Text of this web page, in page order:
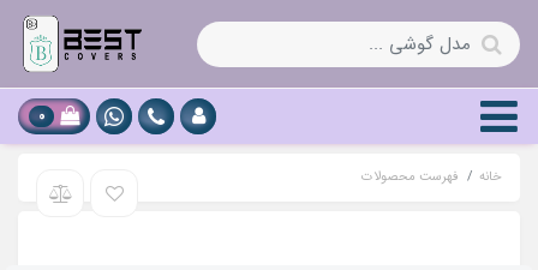
0
خانه فهرست محصولات